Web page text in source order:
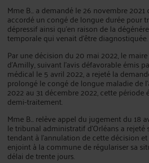
Mme B... a demandé le 26 novembre
accordé un congé de longue durée pour
dépressif ainsi qu'en raison de la
temporale qui venait d'être diagnostiquée.
Par une décision du 20 mai 2022, le
d'Amilly, suivant l'avis défavorable émis
médical le 5 avril 2022, a rejeté la
prolongé le congé de longue maladie de
2022 au 31 décembre 2022, cette période
demi-traitement.
Mme B... relève appel du jugement du 18
le tribunal administratif d'Orléans a rejeté
tendant à l'annulation de cette décision
enjoint à la commune de régulariser sa
délai de trente jours.